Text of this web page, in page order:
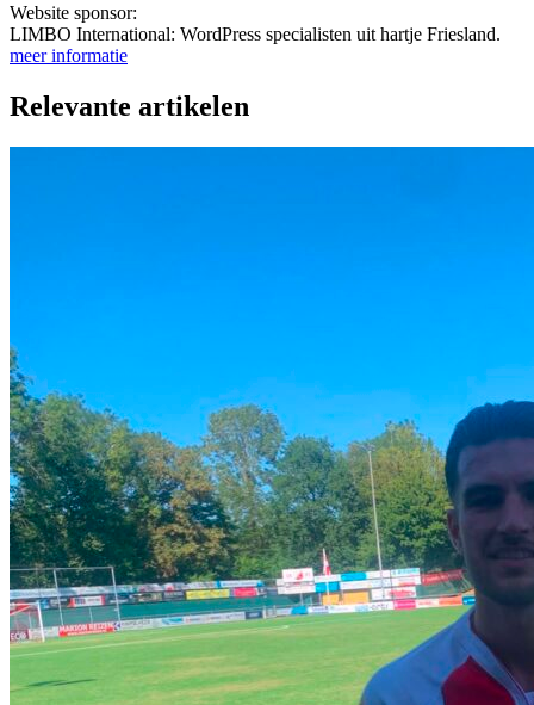
Website sponsor:
LIMBO International: WordPress specialisten uit hartje Friesland.
meer informatie
Relevante artikelen